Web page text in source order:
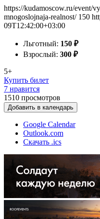
https://kudamoscow.ru/event/
mnogoslojnaja-realnost/ 150
09T12:42:00+03:00
Льготный: 150 ₽
Взрослый: 300 ₽
5+
Купить билет
7 нравится
1510 просмотров
Добавить в календарь
Google Calendar
Outlook.com
Скачать .ics